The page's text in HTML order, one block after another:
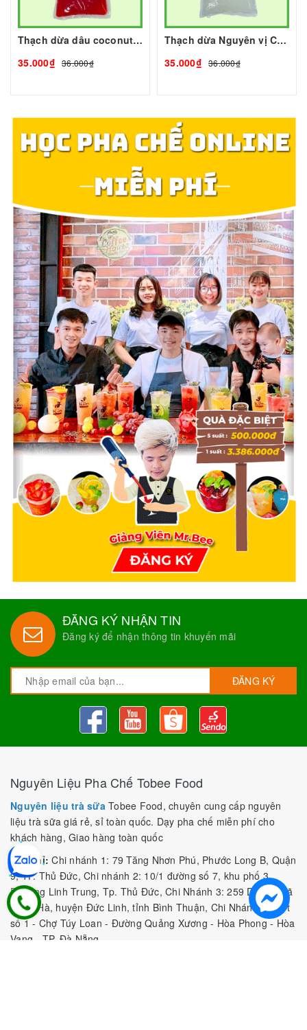
Thạch dừa dâu coconut 1kg I Nguyên Liệu Pha Chế - Tobee Food
35.000₫ 36.000₫
Thạch dừa Nguyên vị Coconut 1kg I Nguyên Liệu Pha Chế - Tobee Food
35.000₫ 36.000₫
ĐĂNG KÝ NHẬN TIN
Đăng ký để nhận thông tin khuyến mãi
ĐĂNG KÝ
Nguyên Liệu Pha Chế Tobee Food
Nguyên liệu trà sữaTobee Food, chuyên cung cấp nguyên
liệu trà sữa giá rẻ, sỉ toàn quốc. Dạy pha chế miễn phí cho
khách hàng, Giao hàng toàn quốc
Địa Chỉ: Chi nhánh 1: 79 Tăng Nhơn Phú, Phước Long B, Quận
9, TP. Thủ Đức, Chi nhánh 2: 10/1 đường số 7, khu phố 3,
Phường Linh Trung, Tp. Thủ Đức, Chi Nhánh 3: 259 DT766, xã
Đông Hà, huyện Đức Linh, tỉnh Bình Thuận, Chi Nhánh 4: Kiot
số 1 - Chợ Túy Loan - Đường Quảng Xương - Hòa Phong - Hòa
Vang - TP. Đà Nẵng